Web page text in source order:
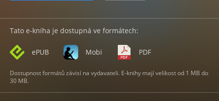
Tato e-kniha je dostupná ve formátech:
ePUB Mobi PDF
Dostupnost formátů závisí na vydavateli. E-knihy mají velikost od 1 MB do
30 MB.